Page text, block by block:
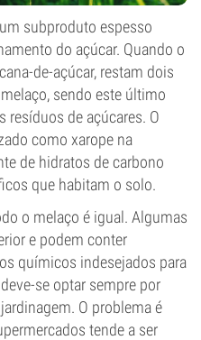
subproduto espesso
do açúcar. Quando o
de-açúcar, restam dois
sendo este último
resíduos de açúcares. O
como xarope na
de hidratos de carbono
que habitam o solo.
o melaço é igual. Algumas
e podem conter
químicos indesejados para
se optar sempre por
O problema é
tende a ser